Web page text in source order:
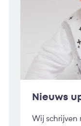
Nieuws
Wij schrijven